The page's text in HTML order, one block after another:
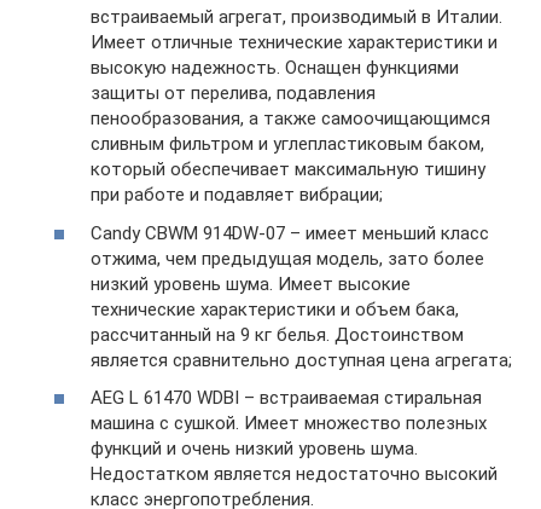
встраиваемый агрегат, производимый в Италии.
Имеет отличные технические характеристики и
высокую надежность. Оснащен функциями
защиты от перелива, подавления
пенообразования, а также самоочищающимся
сливным фильтром и углепластиковым баком,
который обеспечивает максимальную тишину
при работе и подавляет вибрации;
Candy CBWM 914DW-07 – имеет меньший класс
отжима, чем предыдущая модель, зато более
низкий уровень шума. Имеет высокие
технические характеристики и объем бака,
рассчитанный на 9 кг белья. Достоинством
является сравнительно доступная цена агрегата;
AEG L 61470 WDBI – встраиваемая стиральная
машина с сушкой. Имеет множество полезных
функций и очень низкий уровень шума.
Недостатком является недостаточно высокий
класс энергопотребления.